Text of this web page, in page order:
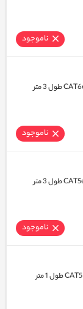
ناموجود
ناموجود
ناموجود